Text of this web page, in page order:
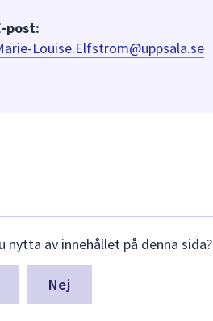
post:
Louise.Elfstrom@uppsala.se
nytta av innehållet på denna sida?
Nej